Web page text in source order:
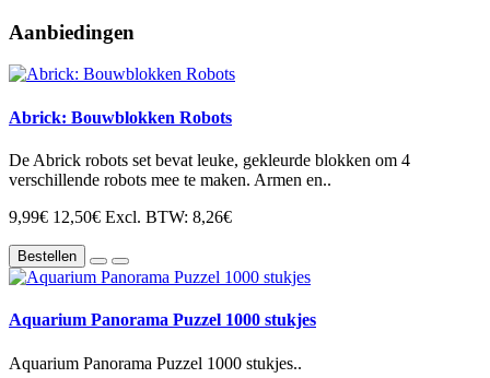
Aanbiedingen
Abrick: Bouwblokken Robots
De Abrick robots set bevat leuke, gekleurde blokken om 4
verschillende robots mee te maken. Armen en..
9,99€ 12,50€ Excl. BTW: 8,26€
Bestellen
Aquarium Panorama Puzzel 1000 stukjes
Aquarium Panorama Puzzel 1000 stukjes..